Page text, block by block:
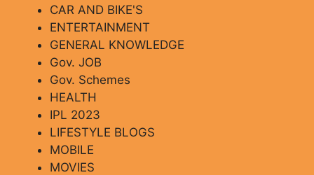
CAR AND BIKE'S
ENTERTAINMENT
GENERAL KNOWLEDGE
Gov. JOB
Gov. Schemes
HEALTH
IPL 2023
LIFESTYLE BLOGS
MOBILE
MOVIES